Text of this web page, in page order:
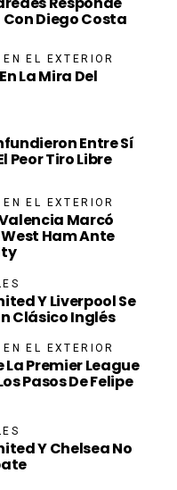
Diego Costa
EL EXTERIOR
La Mira Del
Entre Sí
Peor Tiro Libre
EL EXTERIOR
Marcó
Ham Ante
Y Liverpool Se
Clásico Inglés
EL EXTERIOR
La Premier League
Pasos De Felipe
Y Chelsea No